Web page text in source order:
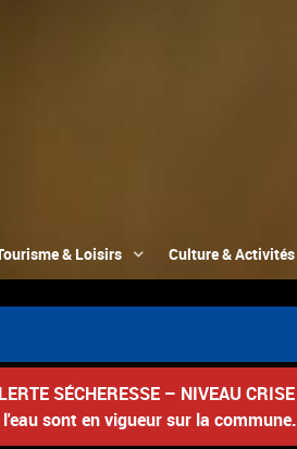
& Loisirs Culture & Activités
SÉCHERESSE – NIVEAU CRISE
sont en vigueur sur la commune.